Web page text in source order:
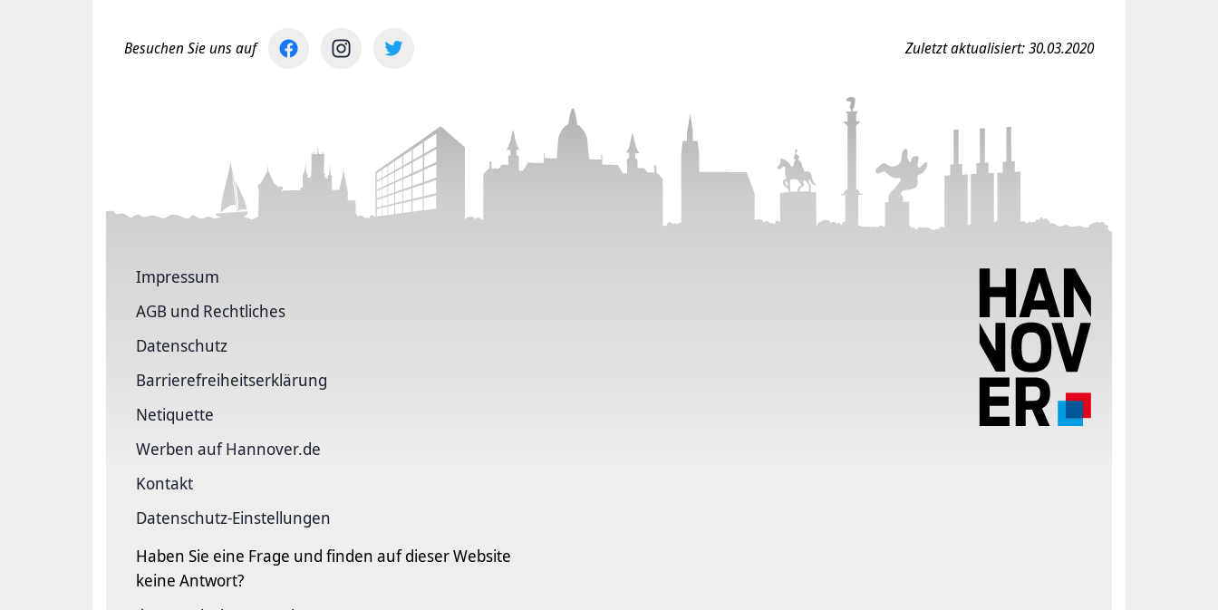
Besuchen Sie uns auf Zuletzt aktualisiert: 30.03.2020
Impressum
AGB und Rechtliches
Datenschutz
Barriere­freiheits­erklärung
Netiquette
Werben auf Hannover.de
Kontakt
Datenschutz-Einstellungen
Haben Sie eine Frage und finden auf dieser Website
keine Antwort?